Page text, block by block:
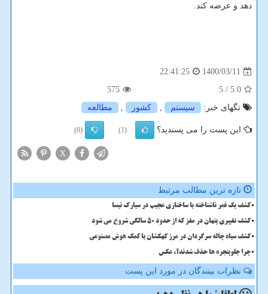
دهد و عرضه کند.
1400/03/11
22:41:25
5.0
/ 5
575
تگهای خبر:
سیستم , كشور , مطالعه
این پست را می پسندید؟ (1)
(0)
X
تازه ترین مطالب مرتبط
کشف یک قمر ناشناخته با ساختاری عجیب در سیارک نیسا
کشف تغییری پنهان در مغز که از حدود 50 سالگی شروع می شود
کشف سیاه چاله سرگردان در مرز کهکشان با کمک هوش مصنوعی
چرا جلوپنجره ها حذف شدند؟، عکس
نظرات بینندگان در مورد این پست